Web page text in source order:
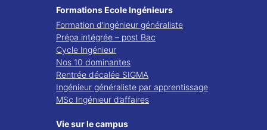
Formations Ecole Ingénieurs
Formation d’ingénieur généraliste
Prépa intégrée – post Bac
Cycle Ingénieur
Nos 10 dominantes
Rentrée décalée SIGMA
Ingénieur généraliste par apprentissage
MSc Ingénieur d’affaires
Vie sur le campus